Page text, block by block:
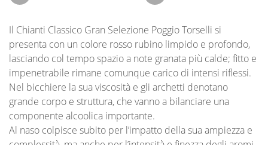
Il Chianti Classico Gran Selezione Poggio Torselli si
presenta con un colore rosso rubino limpido e profondo,
lasciando col tempo spazio a note granata più calde; fitto e
impenetrabile rimane comunque carico di intensi riflessi.
Nel bicchiere la sua viscosità e gli archetti denotano
grande corpo e struttura, che vanno a bilanciare una
componente alcoolica importante.
Al naso colpisce subito per l’impatto della sua ampiezza e